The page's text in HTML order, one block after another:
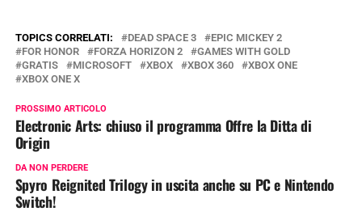
TOPICS CORRELATI: DEAD SPACE 3
EPIC MICKEY 2
FOR HONOR
FORZA HORIZON 2
GAMES WITH GOLD
GRATIS
MICROSOFT XBOX XBOX 360
XBOX ONE
XBOX ONE X
PROSSIMO ARTICOLO
Electronic Arts: chiuso il programma Offre la Ditta di
Origin
DA NON PERDERE
Spyro Reignited Trilogy in uscita anche su PC e Nintendo
Switch!